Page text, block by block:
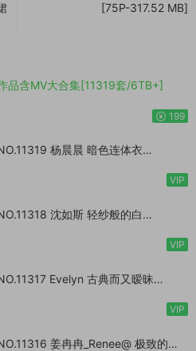
[75P-317.52 MB]
品含MV大合集[11319套/6TB+]
199
杨晨晨 暗色连体衣
VIP
沈如斯 轻纱般的白
VIP
Evelyn 古典而又暧昧
VIP
姜冉冉_Renee@ 极致的反